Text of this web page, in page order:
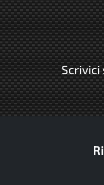
Scrivici